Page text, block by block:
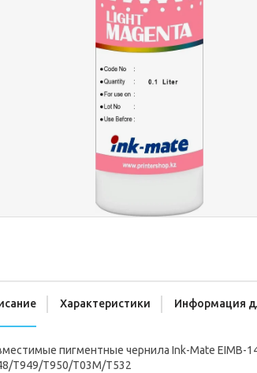
Характеристики Информация
пигментные чернила Ink-Mate EIMB-
T949/T950/T03M/T532